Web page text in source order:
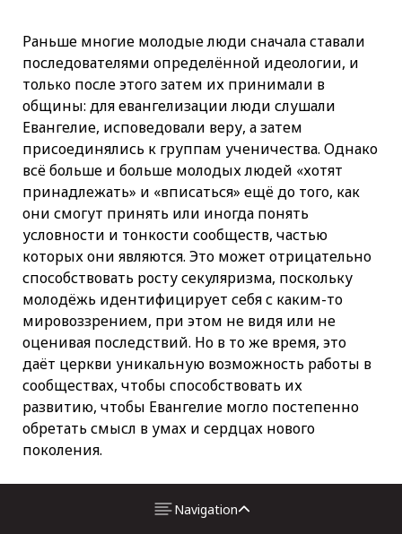
Раньше многие молодые люди сначала ставали
последователями определённой идеологии, и
только после этого затем их принимали в
общины: для евангелизации люди слушали
Евангелие, исповедовали веру, а затем
присоединялись к группам ученичества. Однако
всё больше и больше молодых людей «хотят
принадлежать» и «вписаться» ещё до того, как
они смогут принять или иногда понять
условности и тонкости сообществ, частью
которых они являются. Это может отрицательно
способствовать росту секуляризма, поскольку
молодёжь идентифицирует себя с каким-то
мировоззрением, при этом не видя или не
оценивая последствий. Но в то же время, это
даёт церкви уникальную возможность работы в
сообществах, чтобы способствовать их
развитию, чтобы Евангелие могло постепенно
обретать смысл в умах и сердцах нового
поколения.
Как и с чего начать
Navigation